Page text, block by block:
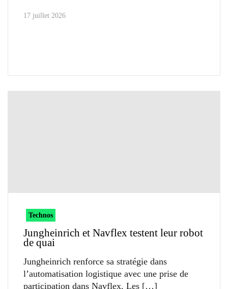
17 juillet 2026
Technos
Jungheinrich et Navflex testent leur robot
de quai
Jungheinrich renforce sa stratégie dans
l’automatisation logistique avec une prise de
participation dans Navflex. Les